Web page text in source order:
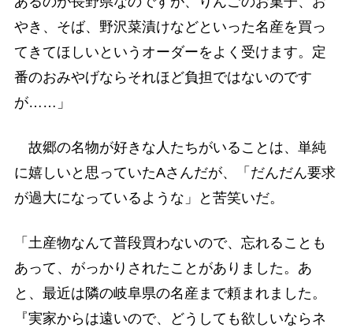
やき、そば、野沢菜漬けなどといった名産を買っ
てきてほしいというオーダーをよく受けます。定
番のおみやげならそれほど負担ではないのです
が……」
故郷の名物が好きな人たちがいることは、単純
に嬉しいと思っていたAさんだが、「だんだん要求
が過大になっているような」と苦笑いだ。
「土産物なんて普段買わないので、忘れることも
あって、がっかりされたことがありました。あ
と、最近は隣の岐阜県の名産まで頼まれました。
『実家からは遠いので、どうしても欲しいならネ